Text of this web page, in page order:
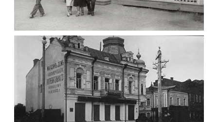
ПАВІЛЬЙОН МОРОЗИВА ЖИТОМИР 1947
Фото Житомир (1945-
1960)
Leave a comment